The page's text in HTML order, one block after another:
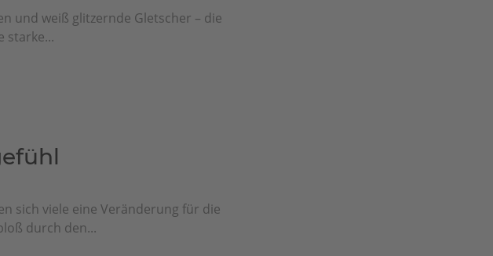
und weiß glitzernde Gletscher – die
starke...
sich viele eine Veränderung für die
durch den...